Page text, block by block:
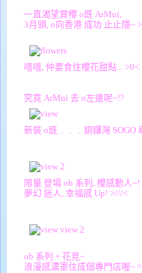
一直渴望賞櫻 o既 ArMui,
3月頭, o向香港 成功 止止隱~
嘻嘻, 仲要食住櫻花甜點...
究竟 ArMui 去 o左邊呢~!?
新裝 o既﹒﹒﹒銅鑼灣 SOGO
限量 登場 ob 系列, 櫻感動人~!
夢幻 迷人, 幸福感 Up! >///<
ob 系列 + 花見~
浪漫感濃罩住成個專門店喔~